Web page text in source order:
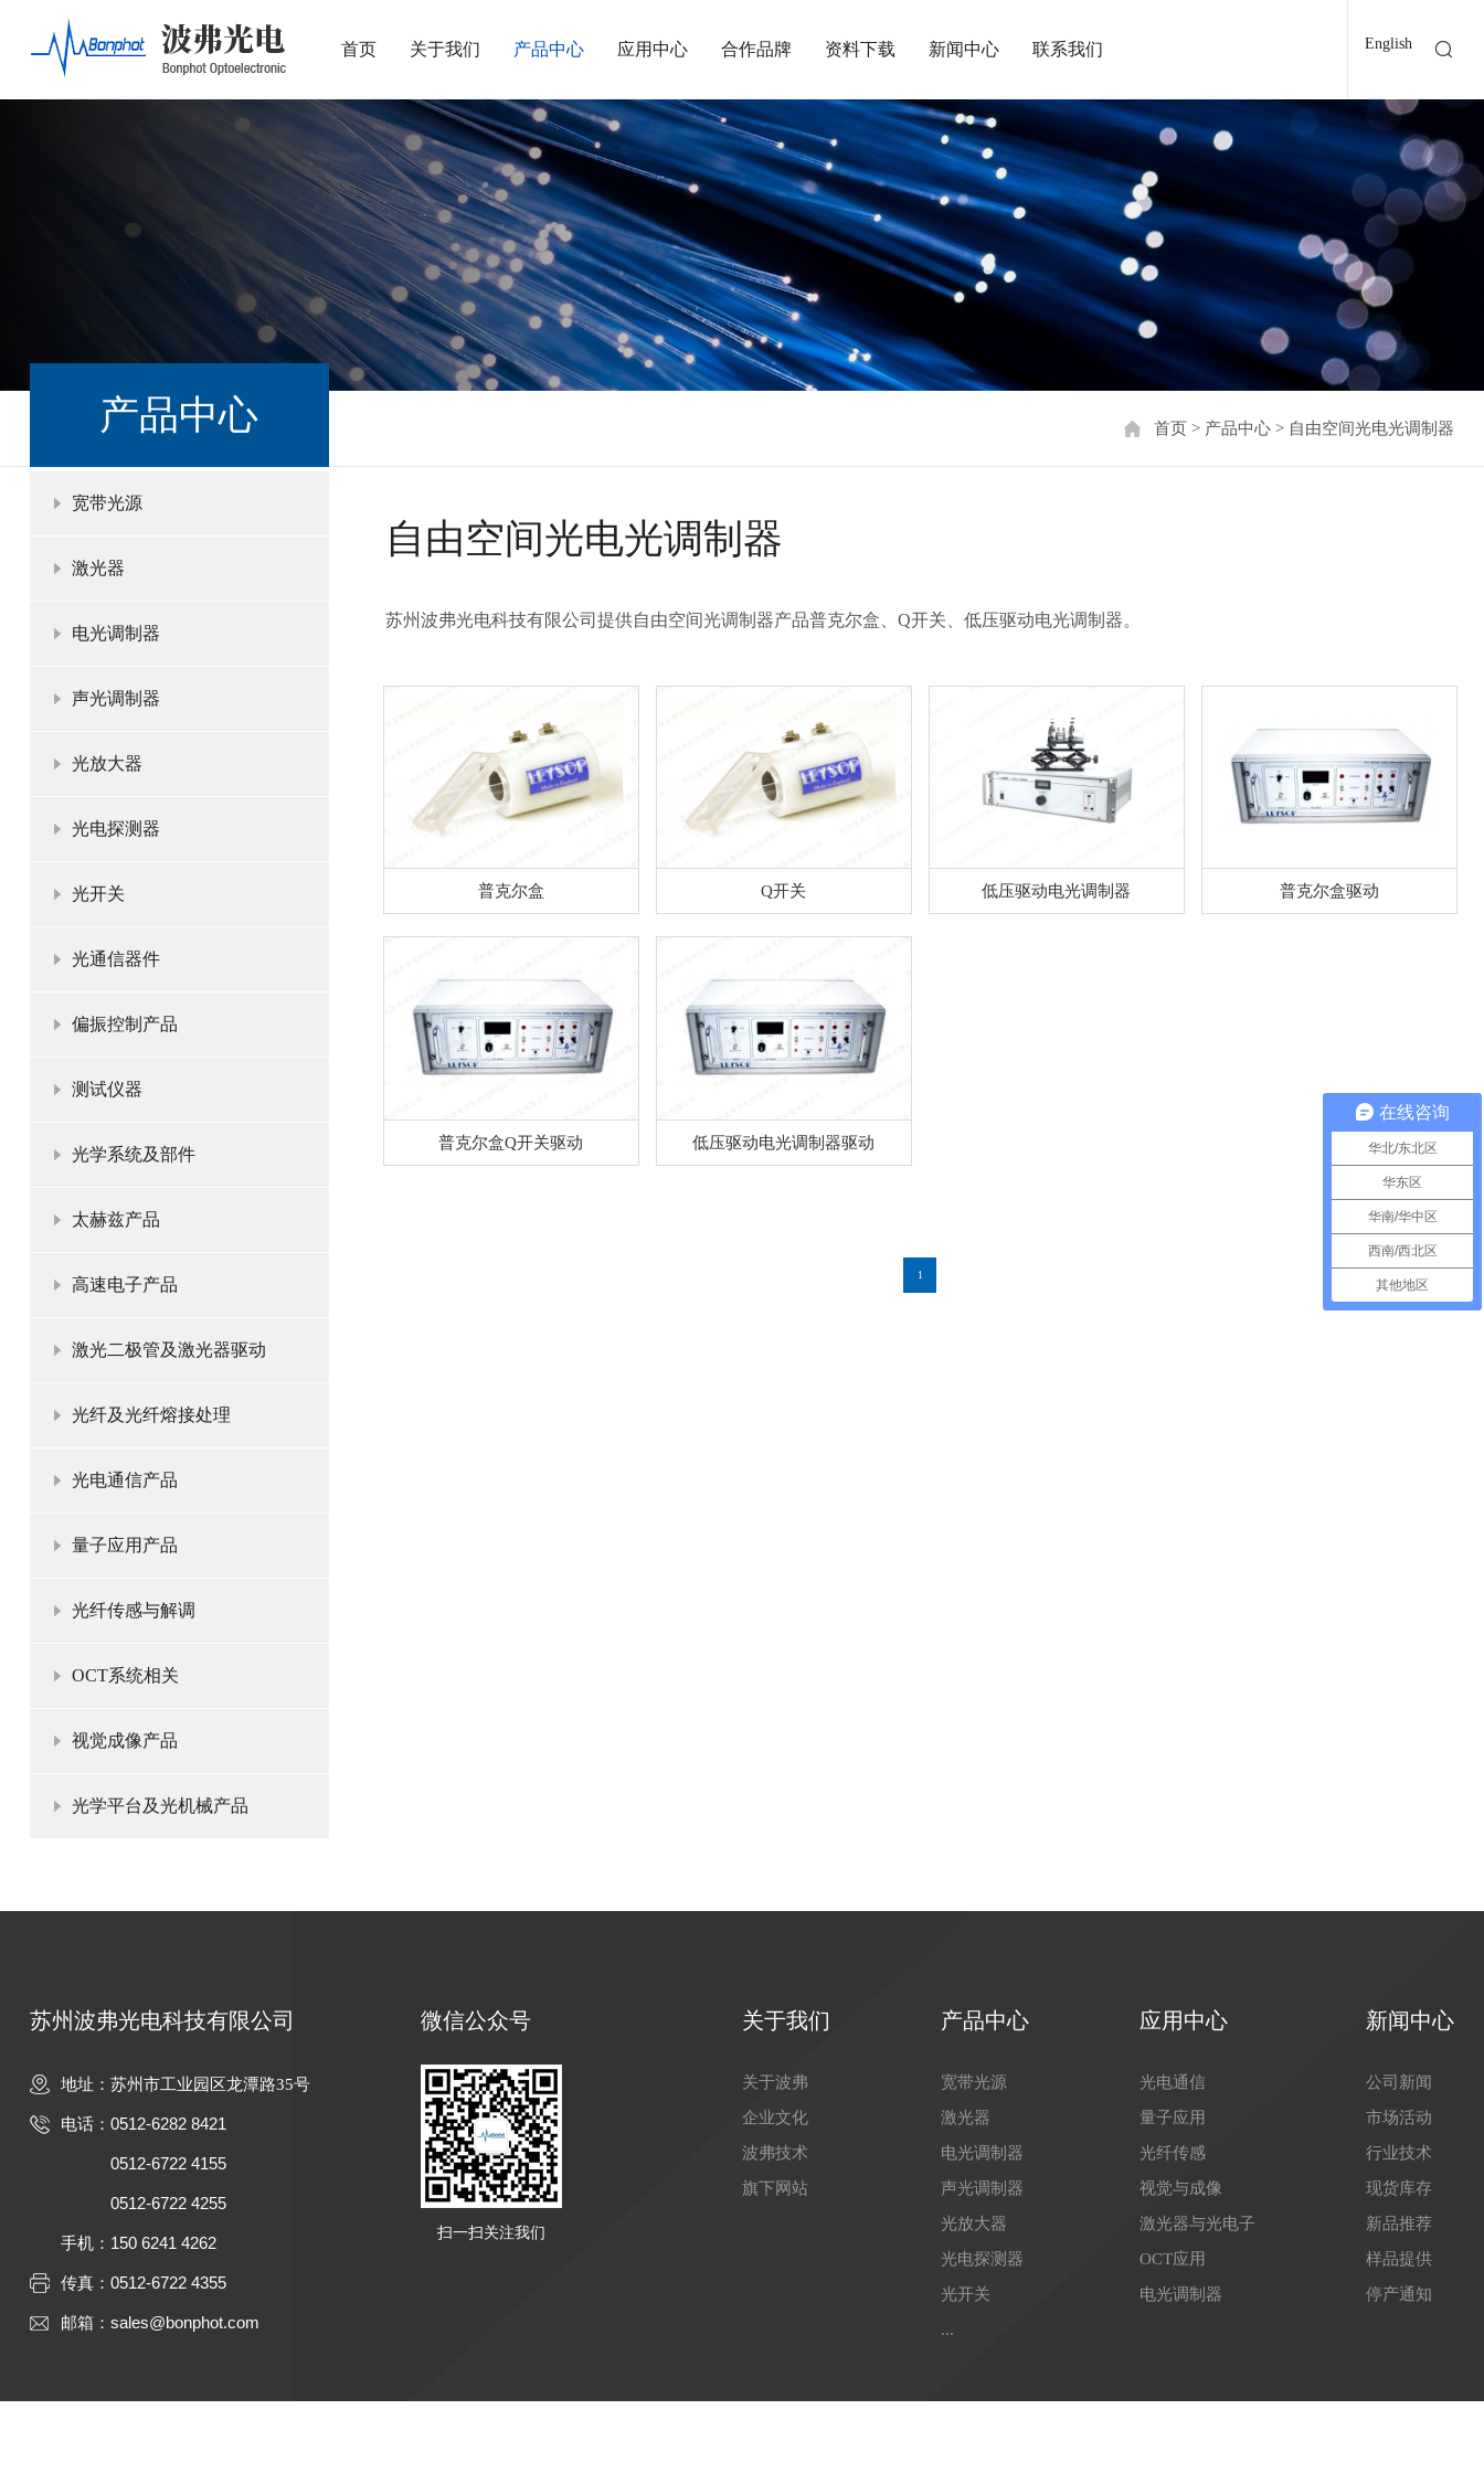
首页 关于我们 产品中心 应用中心 合作品牌 资料下载 新闻中心 联系我们 English
首页 > 产品中心 > 自由空间光电光调制器
产品中心
宽带光源
激光器
电光调制器
声光调制器
光放大器
光电探测器
光开关
光通信器件
偏振控制产品
测试仪器
光学系统及部件
太赫兹产品
高速电子产品
激光二极管及激光器驱动
光纤及光纤熔接处理
光电通信产品
量子应用产品
光纤传感与解调
OCT系统相关
视觉成像产品
光学平台及光机械产品
自由空间光电光调制器
苏州波弗光电科技有限公司提供自由空间光调制器产品普克尔盒、Q开关、低压驱动电光调制器。
普克尔盒 Q开关 低压驱动电光调制器 普克尔盒驱动
普克尔盒Q开关驱动 低压驱动电光调制器驱动
1
苏州波弗光电科技有限公司
地址：苏州市工业园区龙潭路35号
电话： 0512-6282 8421
0512-6722 4155
0512-6722 4255
手机： 150 6241 4262
传真： 0512-6722 4355
邮箱： sales@bonphot.com
微信公众号
扫一扫关注我们
关于我们
关于波弗
企业文化
波弗技术
旗下网站
产品中心
宽带光源
激光器
电光调制器
声光调制器
光放大器
光电探测器
光开关
...
应用中心
光电通信
量子应用
光纤传感
视觉与成像
激光器与光电子
OCT应用
电光调制器
新闻中心
公司新闻
市场活动
行业技术
现货库存
新品推荐
样品提供
停产通知
在线咨询
华北/东北区
华东区
华南/华中区
西南/西北区
其他地区